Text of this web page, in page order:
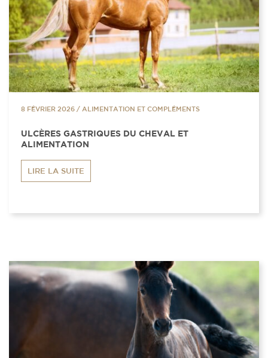
8 FÉVRIER 2026 / ALIMENTATION ET COMPLÉMENTS
ULCÈRES GASTRIQUES DU CHEVAL ET
ALIMENTATION
LIRE LA SUITE